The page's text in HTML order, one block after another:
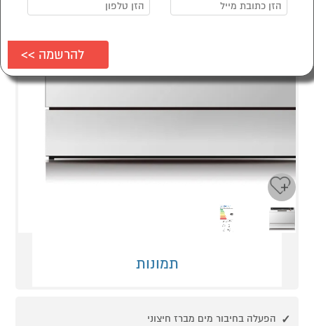
תמונות
הפעלה בחיבור מים מברז חיצוני